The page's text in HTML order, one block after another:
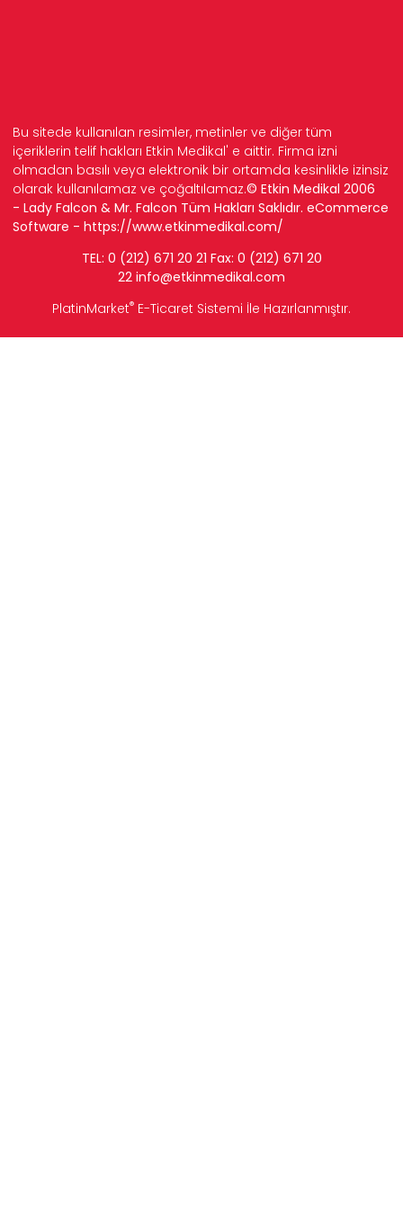
Bu sitede kullanılan resimler, metinler ve diğer tüm
içeriklerin telif hakları Etkin Medikal' e aittir. Firma izni
olmadan basılı veya elektronik bir ortamda kesinlikle izinsiz
olarak kullanılamaz ve çoğaltılamaz.© Etkin Medikal 2006
- Lady Falcon & Mr. Falcon Tüm Hakları Saklıdır. eCommerce
Software - https://www.etkinmedikal.com/
TEL: 0 (212) 671 20 21 Fax: 0 (212) 671 20
22 info@etkinmedikal.com
PlatinMarket® E-Ticaret Sistemi İle Hazırlanmıştır.